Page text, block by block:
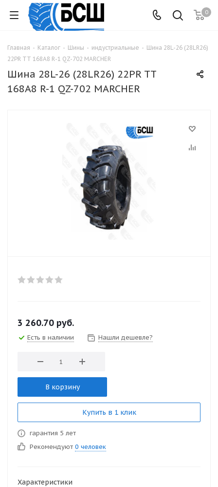
0
Главная - Каталог - Шины - индустриальные - Шина 28L-26 (28LR26)
22PR TT 168A8 R-1 QZ-702 MARCHER
Шина 28L-26 (28LR26) 22PR TT
168A8 R-1 QZ-702 MARCHER
3 260.70 руб.
Есть в наличии Нашли дешевле?
В корзину
Купить в 1 клик
гарантия 5 лет
Рекомендуют 0 человек
Характеристики